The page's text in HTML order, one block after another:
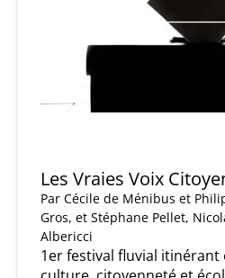
Les Vraies Voix
Par Cécile de Ménibus et
Gros, et Stéphane Pellet,
Albericci
1er festival fluvial itinérant